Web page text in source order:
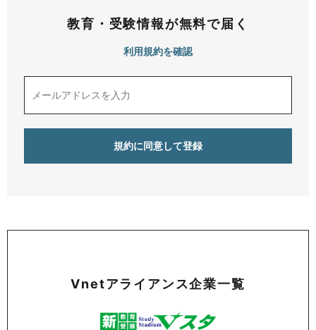
教育・受験情報が無料で届く
利用規約を確認
Vnetアライアンス企業一覧